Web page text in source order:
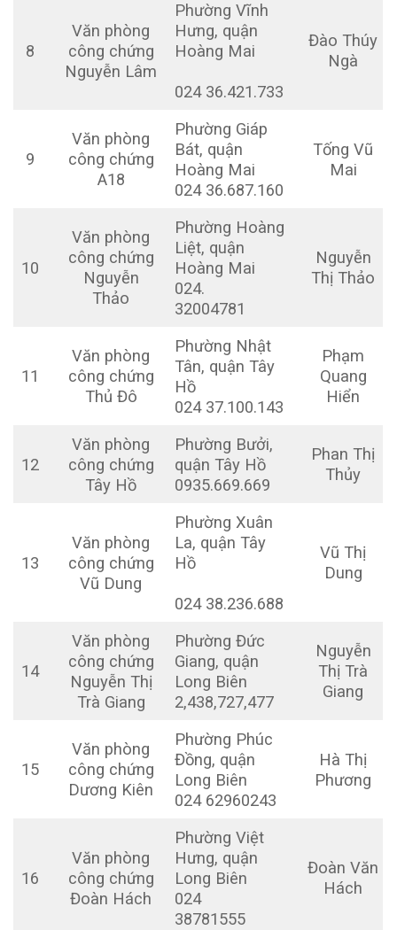
8
Văn phòng
công chứng
Nguyễn Lâm
Phường Vĩnh
Hưng, quận
Hoàng Mai
024 36.421.733
Đào Thúy
Ngà
9
Văn phòng
công chứng
A18
Phường Giáp
Bát, quận
Hoàng Mai
024 36.687.160
Tống Vũ
Mai
10
Văn phòng
công chứng
Nguyễn
Thảo
Phường Hoàng
Liệt, quận
Hoàng Mai
024.
32004781
Nguyễn
Thị Thảo
11
Văn phòng
công chứng
Thủ Đô
Phường Nhật
Tân, quận Tây
Hồ
024 37.100.143
Phạm
Quang
Hiển
12
Văn phòng
công chứng
Tây Hồ
Phường Bưởi,
quận Tây Hồ
0935.669.669
Phan Thị
Thủy
13
Văn phòng
công chứng
Vũ Dung
Phường Xuân
La, quận Tây
Hồ
024 38.236.688
Vũ Thị
Dung
14
Văn phòng
công chứng
Nguyễn Thị
Trà Giang
Phường Đức
Giang, quận
Long Biên
2,438,727,477
Nguyễn
Thị Trà
Giang
15
Văn phòng
công chứng
Dương Kiên
Phường Phúc
Đồng, quận
Long Biên
024 62960243
Hà Thị
Phương
16
Văn phòng
công chứng
Đoàn Hách
Phường Việt
Hưng, quận
Long Biên
024
38781555
Đoàn Văn
Hách